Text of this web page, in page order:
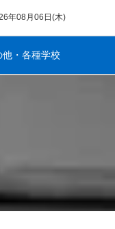
年08月06日(木)
他・各種学校